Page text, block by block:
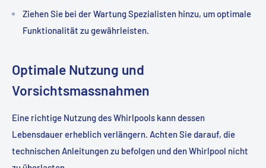
Ziehen Sie bei der Wartung Spezialisten hinzu, um optimale
Funktionalität zu gewährleisten.
Optimale Nutzung und
Vorsichtsmassnahmen
Eine richtige Nutzung des Whirlpools kann dessen
Lebensdauer erheblich verlängern. Achten Sie darauf, die
technischen Anleitungen zu befolgen und den Whirlpool nicht